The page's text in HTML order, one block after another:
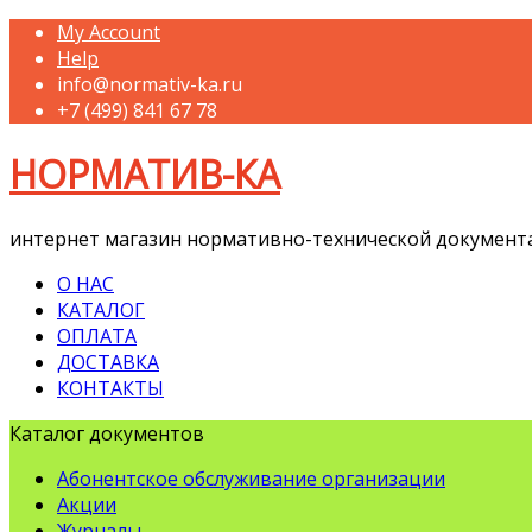
My Account
Help
info@normativ-ka.ru
+7 (499) 841 67 78
НОРМАТИВ-КА
интернет магазин нормативно-технической
О НАС
КАТАЛОГ
ОПЛАТА
ДОСТАВКА
КОНТАКТЫ
Каталог документов
Абонентское обслуживание организации
Акции